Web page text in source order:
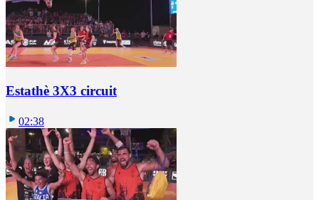
Estathè 3X3 circuit
02:38